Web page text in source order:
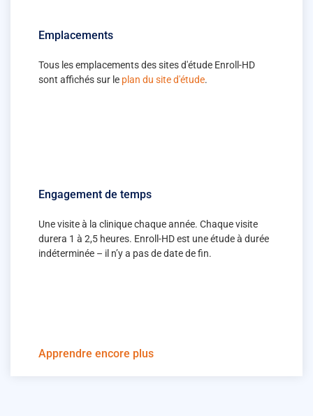
Emplacements
Tous les emplacements des sites d'étude Enroll-HD
sont affichés sur le plan du site d'étude.
Engagement de temps
Une visite à la clinique chaque année. Chaque visite
durera 1 à 2,5 heures. Enroll-HD est une étude à durée
indéterminée – il n’y a pas de date de fin.
Apprendre encore plus